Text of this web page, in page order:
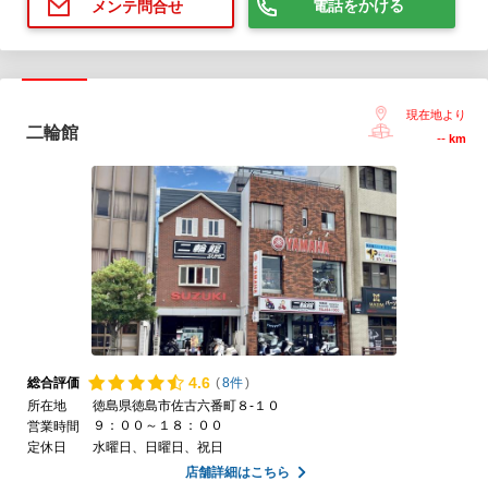
メンテ問合せ 電話をかける
二輪館
現在地より
-- km
総合評価 4.6 (8件)
所在地
徳島県徳島市佐古六番町８-１０
営業時間
９：００～１８：００
定休日
水曜日、日曜日、祝日
店舗詳細はこちら